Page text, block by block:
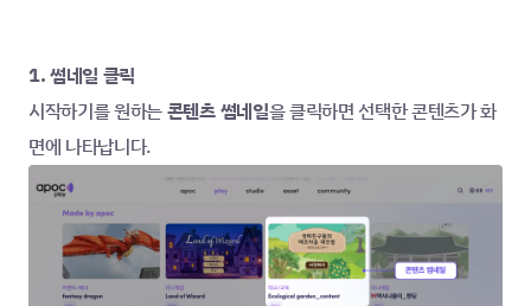
1. 썸네일 클릭
시작하기를 원하는 콘텐츠 썸네일을 클릭하면 선택한 콘텐츠가 화
면에 나타납니다.